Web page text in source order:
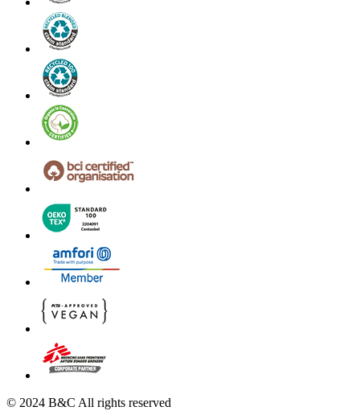
© 2024 B&C All rights reserved